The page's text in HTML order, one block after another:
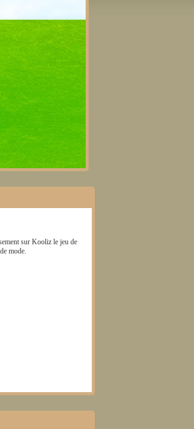
sur Kooliz le jeu de
mode.